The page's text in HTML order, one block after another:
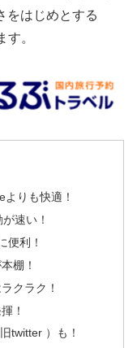
をはじめとする
。
りも快適！
速い！
便利！
棚！
クラク！
！
twitter ）も！